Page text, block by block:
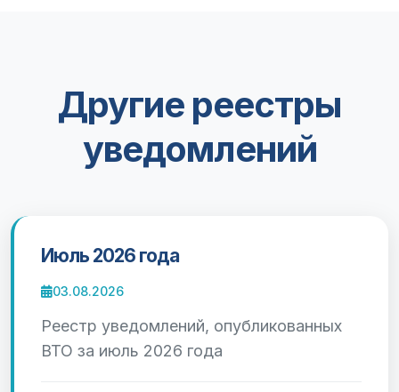
Другие реестры
уведомлений
Июль 2026 года
03.08.2026
Реестр уведомлений, опубликованных
ВТО за июль 2026 года